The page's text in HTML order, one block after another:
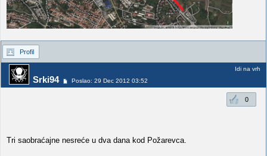
Profil
Srki94 Poslao: 29 Dec 2012 03:52
Idi na vrh
0
Tri saobraćajne nesreće u dva dana kod Požarevca.